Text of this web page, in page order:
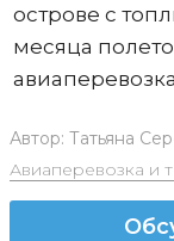
острове с
месяца
Автор: Татьяна
Авиаперевозка и